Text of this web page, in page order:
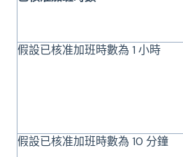
假設已核准加班時數為 1 小時
假設已核准加班時數為 10 分鐘